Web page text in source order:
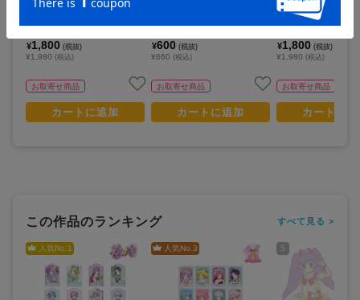
プリパラ_描き下ろし 真中ら
Gアクリルスタンド
¥1,800 (税抜)
¥1,980 (税込)
お取寄せ商品
カートに追加
¥600 (税抜)
¥660 (税込)
お取寄せ商品
カートに追加
プリパラ10周年_描
南みれぃ 花まつり
クリルスタンド
¥1,800 (税抜)
¥1,980 (税込)
お取寄せ商品
カートに
この作品のランキング すべて見る >
人気No.1 人気No.3 5